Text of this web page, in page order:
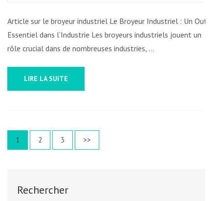
Article sur le broyeur industriel Le Broyeur Industriel : Un Outil
Essentiel dans l’Industrie Les broyeurs industriels jouent un
rôle crucial dans de nombreuses industries, …
LIRE LA SUITE
Pagination
des
Page
1 Page
2 Page
3 >>
Rechercher